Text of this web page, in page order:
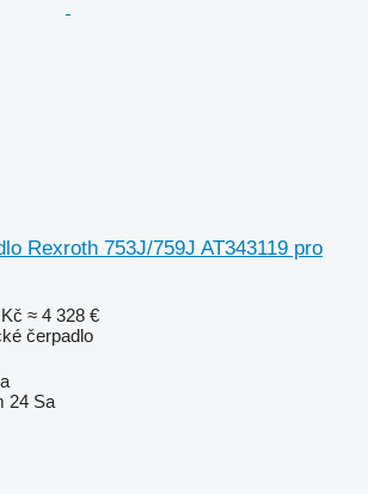
Rexroth 753J/759J AT343119 pro
≈ 4 328 €
čerpadlo
24 Sa